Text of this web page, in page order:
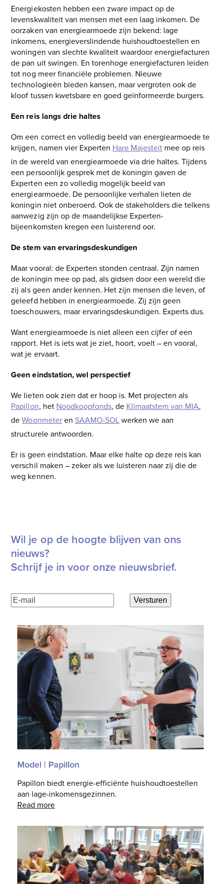
Energiekosten hebben een zware impact op de
levenskwaliteit van mensen met een laag inkomen. De
oorzaken van energiearmoede zijn bekend: lage
inkomens, energieverslindende huishoudtoestellen en
woningen van slechte kwaliteit waardoor energiefacturen
de pan uit swingen. En torenhoge energiefacturen leiden
tot nog meer financiële problemen. Nieuwe
technologieën bieden kansen, maar vergroten ook de
kloof tussen kwetsbare en goed geïnformeerde burgers.
Een reis langs drie haltes
Om een correct en volledig beeld van energiearmoede te
krijgen, namen vier Experten Hare Majesteit mee op reis
in de wereld van energiearmoede via drie haltes. Tijdens
een persoonlijk gesprek met de koningin gaven de
Experten een zo volledig mogelijk beeld van
energiearmoede. De persoonlijke verhalen lieten de
koningin niet onberoerd. Ook de stakeholders die telkens
aanwezig zijn op de maandelijkse Experten-
bijeenkomsten kregen een luisterend oor.
De stem van ervaringsdeskundigen
Maar vooral: de Experten stonden centraal. Zijn namen
de koningin mee op pad, als gidsen door een wereld die
zij als geen ander kennen. Het zijn mensen die leven, of
geleefd hebben in energiearmoede. Zij zijn geen
toeschouwers, maar ervaringsdeskundigen. Experts dus.
Want energiearmoede is niet alleen een cijfer of een
rapport. Het is iets wat je ziet, hoort, voelt – en vooral,
wat je ervaart.
Geen eindstation, wel perspectief
We lieten ook zien dat er hoop is. Met projecten als
Papillon, het Noodkoopfonds, de Klimaatstem van MIA,
deWoonmeteren SAAMO-SOLwerken we aan
structurele antwoorden.
Er is geen eindstation. Maar elke halte op deze reis kan
verschil maken – zeker als we luisteren naar zij die de
weg kennen.
Wil je op de hoogte blijven van ons
nieuws?
Schrijf je in voor onze nieuwsbrief.
E-
mailadres(Vereist)
Versturen
Model | Papillon
Papillon biedt energie-efficiënte huishoudtoestellen
aan lage-inkomensgezinnen.
Read more